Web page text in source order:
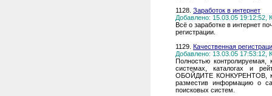
1128. Заработок в интернет
Добавлено: 15.03.05 19:12:52,
Всё о заработке в интернет
регистрации.
1129. Качественная
Добавлено: 13.03.05 17:53:12,
Полностью контролируемая,
системах, каталогах и
ОБОЙДИТЕ КОНКУРЕНТОВ,
разместив информацию о
поисковых систем.